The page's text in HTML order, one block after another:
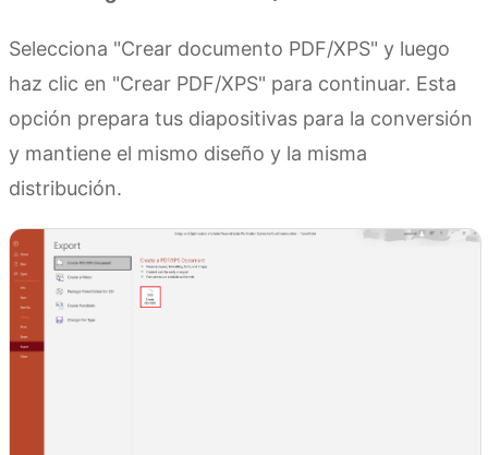
Selecciona "Crear documento PDF/XPS" y luego
haz clic en "Crear PDF/XPS" para continuar. Esta
opción prepara tus diapositivas para la conversión
y mantiene el mismo diseño y la misma
distribución.